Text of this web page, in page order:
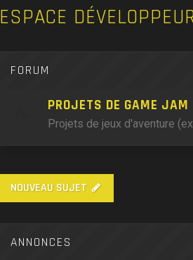
ESPACE
FORUM
PROJETS DE GAME JAM
Projets de jeux d'aventure
NOUVEAU SUJET
ANNONCES